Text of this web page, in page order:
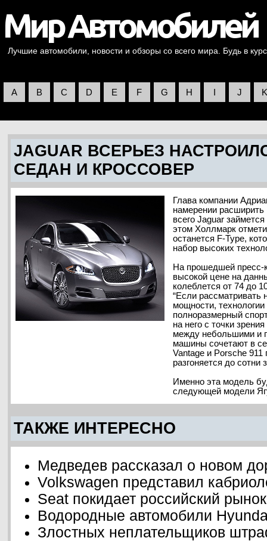
Лучшие автомобили, новости и обзоры со всего мира. Будь в
A B C D E F G H I J K
JAGUAR ВСЕРЬЕЗ
СЕДАН И КРОССОВЕР
Глава компании
намерении
всего Jaguar
этом Холлмарк
останется F-Type,
набор высоких
На прошедшей пресс-
высокой цене на
колеблется от 74 до
“Если рассматривать
мощности,
полноразмерный
на него с точки
между небольшими и
машины сочетают в
Vantage и Porsche
разгоняется до сотни
Именно эта модель
следующей модели
ТАКЖЕ ИНТЕРЕСНО
Медведев рассказал о новом
Volkswagen представил
Seat покидает российский рынок
Водородные автомобили
Злостных неплательщиков